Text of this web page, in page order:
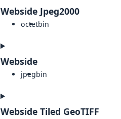
Webside Jpeg2000
octetbin
Webside
jpegbin
Webside Tiled GeoTIFF